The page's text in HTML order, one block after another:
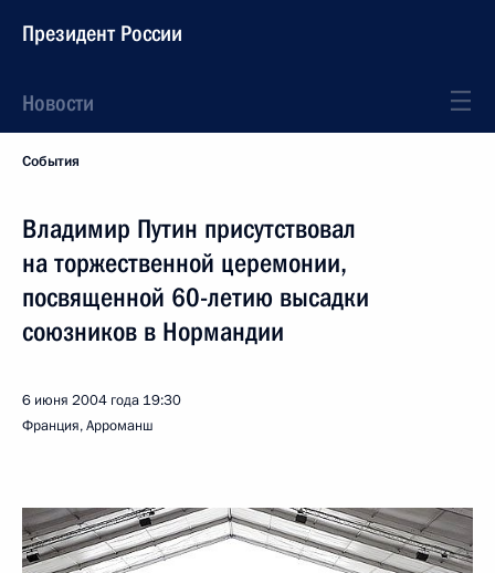
Президент России
Новости
События
Владимир Путин присутствовал
на торжественной церемонии,
посвященной 60-летию высадки
союзников в Нормандии
6 июня 2004 года 19:30
Франция, Арроманш